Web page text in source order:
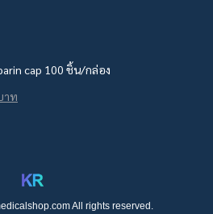
cap 100 ชิ้น/กล่อง
าท
บาท.
All rights reserved.